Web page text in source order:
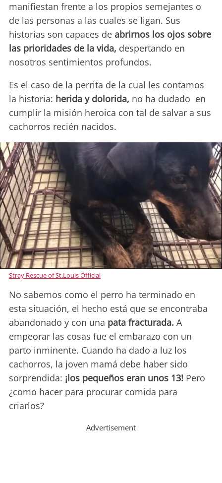
manifiestan frente a los propios semejantes o
de las personas a las cuales se ligan. Sus
historias son capaces de abrirnos los ojos sobre
las prioridades de la vida, despertando en
nosotros sentimientos profundos.
Es el caso de la perrita de la cual les contamos
la historia: herida y dolorida, no ha dudado en
cumplir la misión heroica con tal de salvar a sus
cachorros recién nacidos.
Stray Rescue of St.Louis Official
No sabemos como el perro ha terminado en
esta situación, el hecho está que se encontraba
abandonado y con una pata fracturada. A
empeorar las cosas fue el embarazo con un
parto inminente. Cuando ha dado a luz los
cachorros, la joven mamá debe haber sido
sorprendida: ¡los pequeños eran unos 13! Pero
¿como hacer para procurar comida para
criarlos?
Advertisement